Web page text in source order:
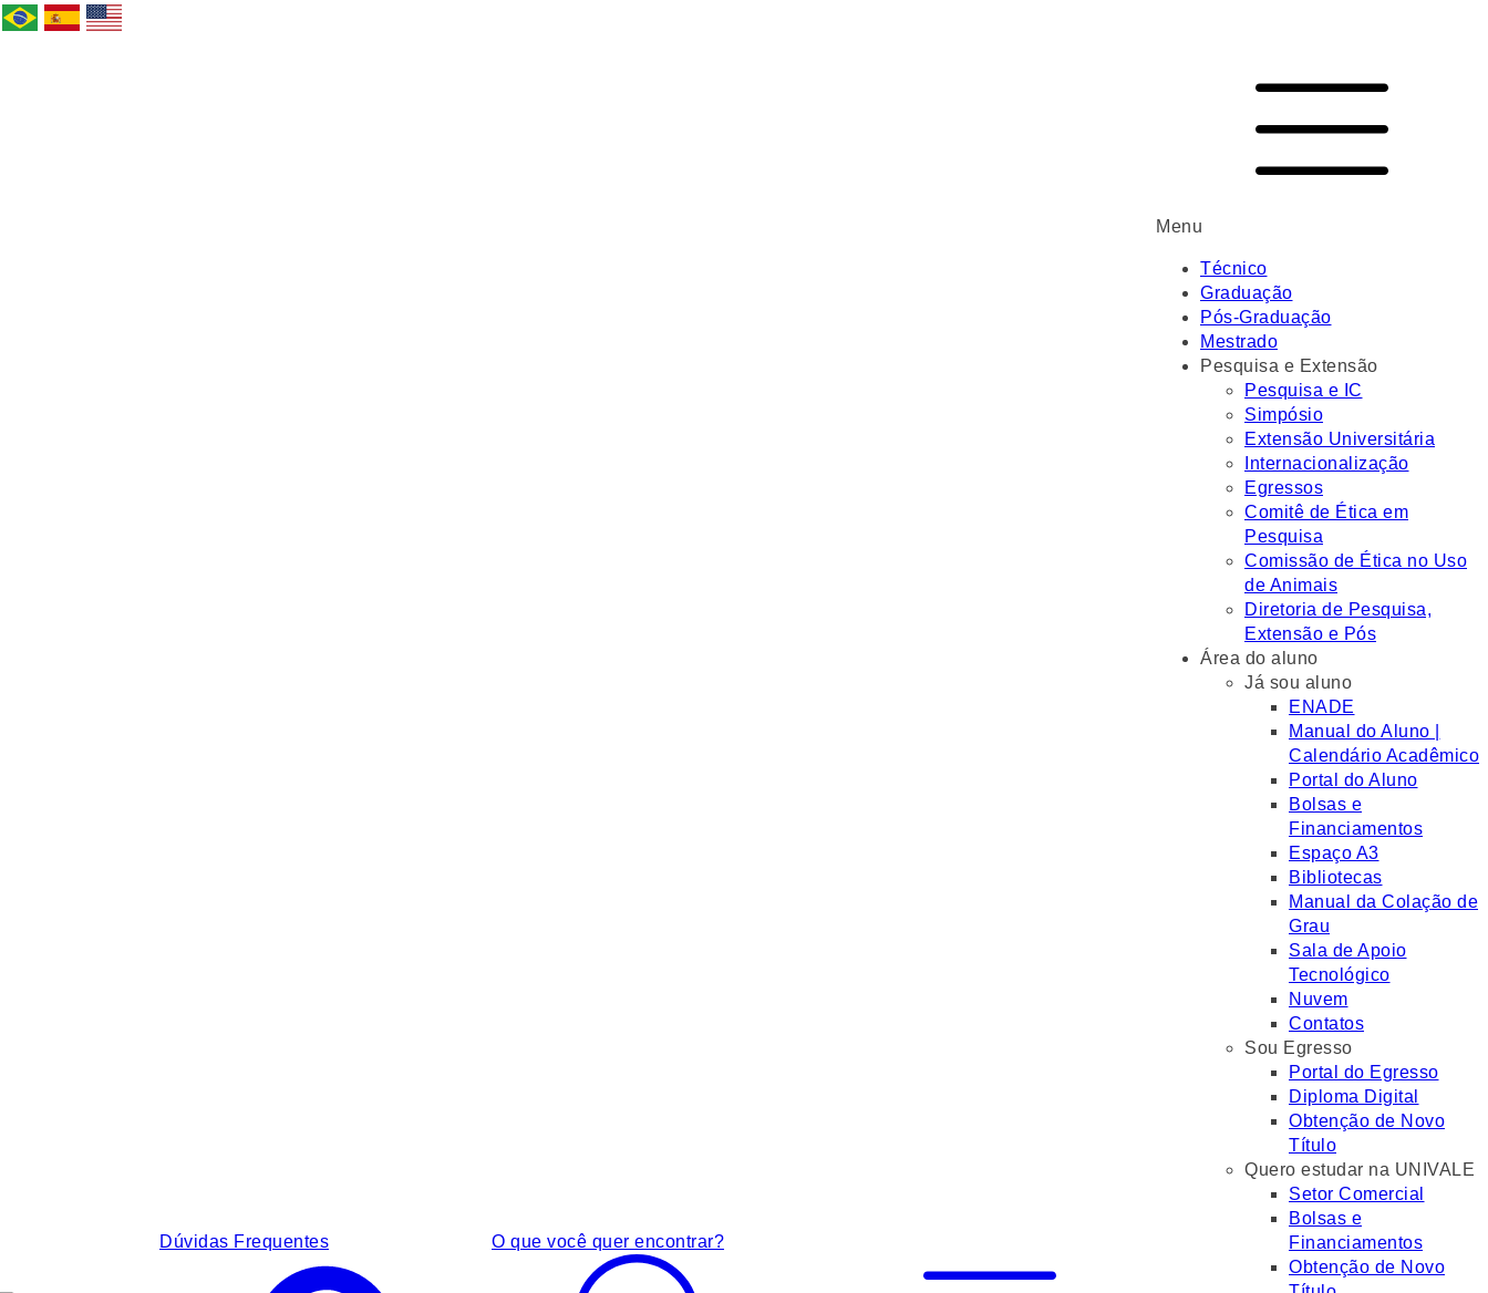
Dúvidas Frequentes O que você quer encontrar?
Menu
Técnico
Graduação
Pós-Graduação
Mestrado
Pesquisa e Extensão
Pesquisa e IC
Simpósio
Extensão Universitária
Internacionalização
Egressos
Comitê de Ética em
Pesquisa
Comissão de Ética no Uso
de Animais
Diretoria de Pesquisa,
Extensão e Pós
Área do aluno
Já sou aluno
ENADE
Manual do Aluno |
Calendário Acadêmico
Portal do Aluno
Bolsas e
Financiamentos
Espaço A3
Bibliotecas
Manual da Colação de
Grau
Sala de Apoio
Tecnológico
Nuvem
Contatos
Sou Egresso
Portal do Egresso
Diploma Digital
Obtenção de Novo
Título
Quero estudar na UNIVALE
Setor Comercial
Bolsas e
Financiamentos
Obtenção de Novo